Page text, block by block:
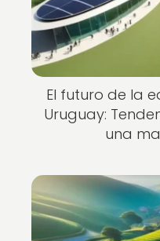
El futuro de la
Uruguay:
una